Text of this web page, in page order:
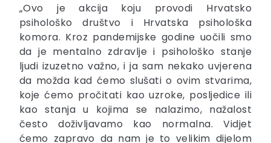
„Ovo je akcija koju provodi Hrvatsko
psihološko društvo i Hrvatska psihološka
komora. Kroz pandemijske godine uočili smo
da je mentalno zdravlje i psihološko stanje
ljudi izuzetno važno, i ja sam nekako uvjerena
da možda kad ćemo slušati o ovim stvarima,
koje ćemo pročitati kao uzroke, posljedice ili
kao stanja u kojima se nalazimo, nažalost
često doživljavamo kao normalna. Vidjet
ćemo zapravo da nam je to velikim dijelom